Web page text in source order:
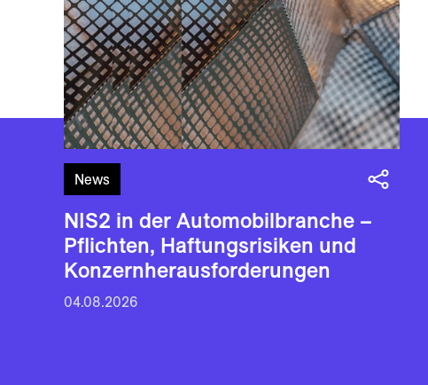
News
NIS2 in der Automobilbranche –
Pflichten, Haftungsrisiken und
Konzernherausforderungen
04.08.2026